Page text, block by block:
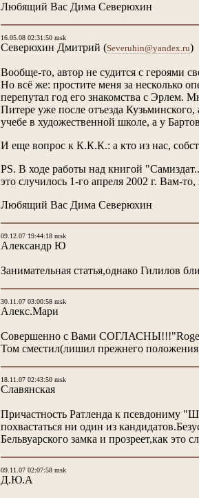
Любящий Вас Дима Северюхин
16.05.08 02:31:50 msk
Северюхин Дмитрий (Severuhin@yandex.ru)
Вообще-то, автор не судится с героями
Но всё же: простите меня за несколько
перепутал год его знакомства с Эрлем.
Питере уже после отъезда
учебе в художественной школе, а у
И еще вопрос к К.К.К.: а кто из нас,
PS. В ходе работы над книгой
это случилось 1-го апреля 2002 г. Вам-
Любящий Вас Дима Северюхин
09.12.07 19:44:18 msk
Александр Ю
Занимательная статья,однако Гилилов
30.11.07 03:00:58 msk
Алекс.Мари
Cовершенно с Вами СОГЛАСНЫ!!!"Roger
Том сместил(лишил прежнего
18.11.07 02:43:50 msk
Славянская
Причастность Ратленда к псевдониму
похвастаться ни один из
Бельвуарского замка и прозреет,как это
09.11.07 02:07:58 msk
Д.Ю.А